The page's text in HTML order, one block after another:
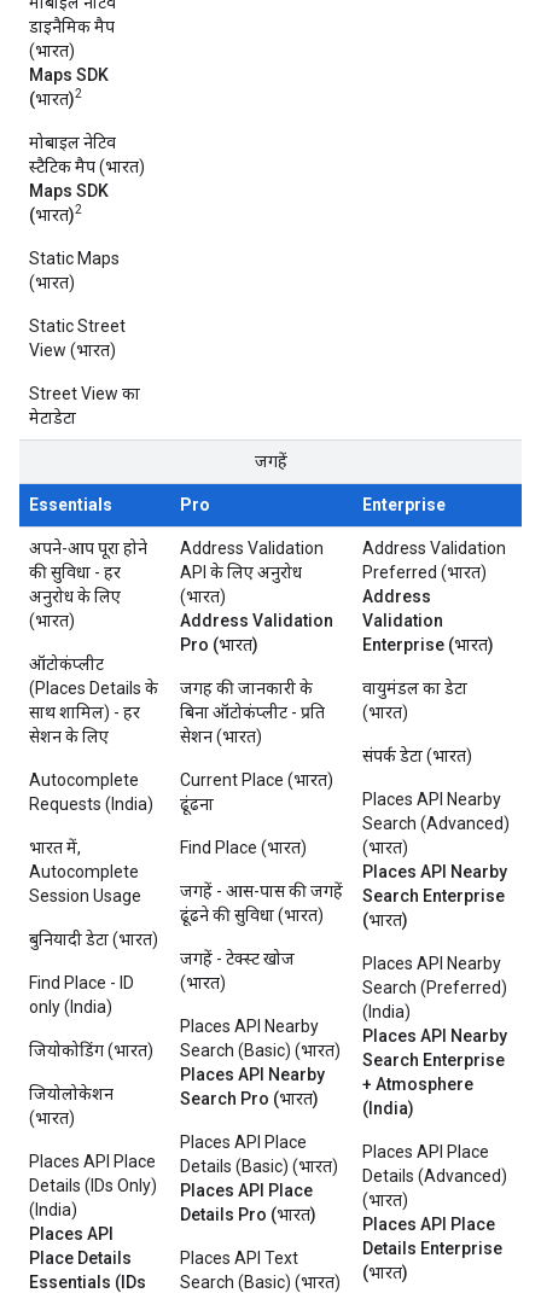
डाइनैमिक मैप
(भारत)
Maps SDK
(भारत)2
मोबाइल नेटिव
स्टैटिक मैप (भारत)
Maps SDK
(भारत)2
Static Maps
(भारत)
Static Street
View (भारत)
Street View का
मेटाडेटा
जगहें
Essentials Pro Enterprise
अपने-आप पूरा होने
की सुविधा - हर
अनुरोध के लिए
(भारत)
ऑटोकंप्लीट
(Places Details के
साथ शामिल) - हर
सेशन के लिए
Autocomplete
Requests (India)
भारत में,
Autocomplete
Session Usage
बुनियादी डेटा (भारत)
Find Place - ID
only (India)
जियोकोडिंग (भारत)
जियोलोकेशन
(भारत)
Places API Place
Details (IDs Only)
(India)
Places API
Place Details
Essentials (IDs
Address Validation
API के लिए अनुरोध
(भारत)
Address Validation
Pro (भारत)
जगह की जानकारी के
बिना ऑटोकंप्लीट - प्रति
सेशन (भारत)
Current Place (भारत)
ढूंढना
Find Place (भारत)
जगहें - आस-पास की जगहें
ढूंढने की सुविधा (भारत)
जगहें - टेक्स्ट खोज
(भारत)
Places API Nearby
Search (Basic) (भारत)
Places API Nearby
Search Pro (भारत)
Places API Place
Details (Basic) (भारत)
Places API Place
Details Pro (भारत)
Places API Text
Search (Basic) (भारत)
Address Validation
Preferred (भारत)
Address
Validation
Enterprise (भारत)
वायुमंडल का डेटा
(भारत)
संपर्क डेटा (भारत)
Places API Nearby
Search (Advanced)
(भारत)
Places API Nearby
Search Enterprise
(भारत)
Places API Nearby
Search (Preferred)
(India)
Places API Nearby
Search Enterprise
+ Atmosphere
(India)
Places API Place
Details (Advanced)
(भारत)
Places API Place
Details Enterprise
(भारत)